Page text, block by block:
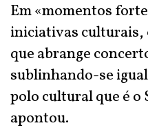
Em «momentos
iniciativas culturais,
que abrange
sublinhando-se
polo cultural que é o
apontou.